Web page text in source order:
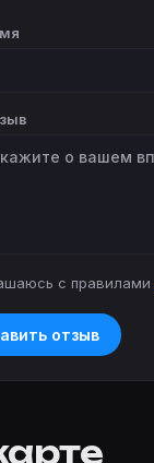
с правилами
отзыв